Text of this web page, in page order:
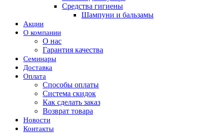
Средства гигиены
Шампуни и бальзамы
Акции
О компании
О нас
Гарантия качества
Семинары
Доставка
Оплата
Способы оплаты
Система скидок
Как сделать заказ
Возврат товара
Новости
Контакты